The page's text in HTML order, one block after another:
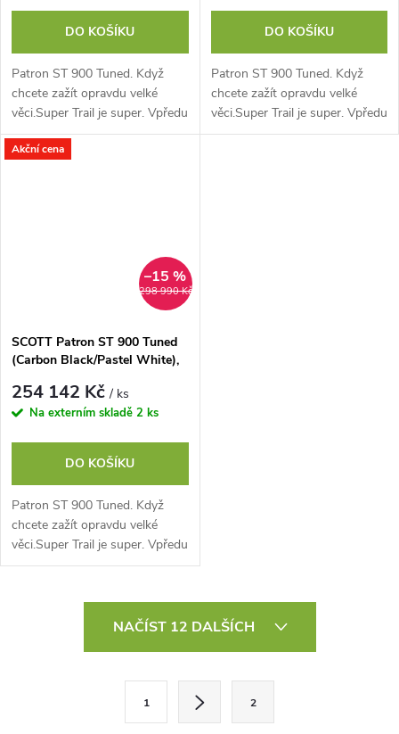
DO KOŠÍKU
Patron ST 900 Tuned. Když
chcete zažít opravdu velké
věci.Super Trail je super. Vpředu
má zdvih 170 mm, vzadu 150
mm díky piggyback tlumiči, na
DO KOŠÍKU
Patron ST 900 Tuned. Když
chcete zažít opravdu velké
věci.Super Trail je super. Vpředu
má zdvih 170 mm, vzadu 150
Akční cena
298 990 Kč
–15 %
SCOTT Patron ST 900 Tuned
(Carbon Black/Pastel White),
254 142 Kč/ ks
Na externím skladě 2 ks
DO KOŠÍKU
Patron ST 900 Tuned. Když
chcete zažít opravdu velké
věci.Super Trail je super. Vpředu
má zdvih 170 mm, vzadu 150
NAČÍST 12 DALŠÍCH
1 2